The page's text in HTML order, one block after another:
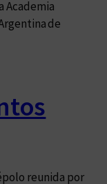
Academia
de
reunida por